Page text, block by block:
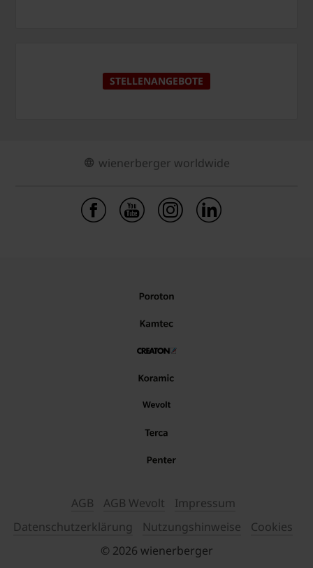
STELLENANGEBOTE
wienerberger worldwide
AGB AGB Wevolt
Impressum
Datenschutzerklärung
Nutzungshinweise
Cookies
© 2026 wienerberger